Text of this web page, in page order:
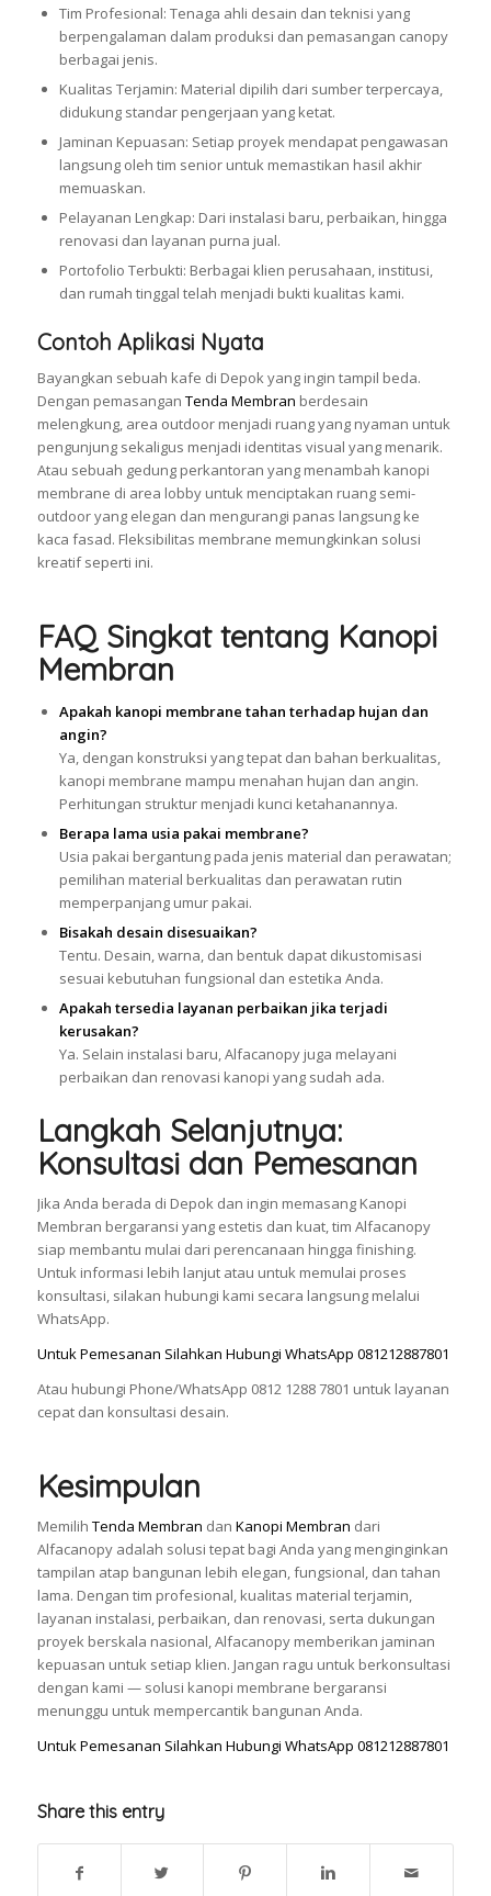
Tim Profesional: Tenaga ahli desain dan teknisi yang
berpengalaman dalam produksi dan pemasangan canopy
berbagai jenis.
Kualitas Terjamin: Material dipilih dari sumber terpercaya,
didukung standar pengerjaan yang ketat.
Jaminan Kepuasan: Setiap proyek mendapat pengawasan
langsung oleh tim senior untuk memastikan hasil akhir
memuaskan.
Pelayanan Lengkap: Dari instalasi baru, perbaikan, hingga
renovasi dan layanan purna jual.
Portofolio Terbukti: Berbagai klien perusahaan, institusi,
dan rumah tinggal telah menjadi bukti kualitas kami.
Contoh Aplikasi Nyata
Bayangkan sebuah kafe di Depok yang ingin tampil beda.
Dengan pemasangan Tenda Membran berdesain
melengkung, area outdoor menjadi ruang yang nyaman untuk
pengunjung sekaligus menjadi identitas visual yang menarik.
Atau sebuah gedung perkantoran yang menambah kanopi
membrane di area lobby untuk menciptakan ruang semi-
outdoor yang elegan dan mengurangi panas langsung ke
kaca fasad. Fleksibilitas membrane memungkinkan solusi
kreatif seperti ini.
FAQ Singkat tentang Kanopi
Membran
Apakah kanopi membrane tahan terhadap hujan dan
angin?
Ya, dengan konstruksi yang tepat dan bahan berkualitas,
kanopi membrane mampu menahan hujan dan angin.
Perhitungan struktur menjadi kunci ketahanannya.
Berapa lama usia pakai membrane?
Usia pakai bergantung pada jenis material dan perawatan;
pemilihan material berkualitas dan perawatan rutin
memperpanjang umur pakai.
Bisakah desain disesuaikan?
Tentu. Desain, warna, dan bentuk dapat dikustomisasi
sesuai kebutuhan fungsional dan estetika Anda.
Apakah tersedia layanan perbaikan jika terjadi
kerusakan?
Ya. Selain instalasi baru, Alfacanopy juga melayani
perbaikan dan renovasi kanopi yang sudah ada.
Langkah Selanjutnya:
Konsultasi dan Pemesanan
Jika Anda berada di Depok dan ingin memasang Kanopi
Membran bergaransi yang estetis dan kuat, tim Alfacanopy
siap membantu mulai dari perencanaan hingga finishing.
Untuk informasi lebih lanjut atau untuk memulai proses
konsultasi, silakan hubungi kami secara langsung melalui
WhatsApp.
Untuk Pemesanan Silahkan Hubungi WhatsApp 081212887801
Atau hubungi Phone/WhatsApp 0812 1288 7801 untuk layanan
cepat dan konsultasi desain.
Kesimpulan
Memilih Tenda Membran dan Kanopi Membran dari
Alfacanopy adalah solusi tepat bagi Anda yang menginginkan
tampilan atap bangunan lebih elegan, fungsional, dan tahan
lama. Dengan tim profesional, kualitas material terjamin,
layanan instalasi, perbaikan, dan renovasi, serta dukungan
proyek berskala nasional, Alfacanopy memberikan jaminan
kepuasan untuk setiap klien. Jangan ragu untuk berkonsultasi
dengan kami — solusi kanopi membrane bergaransi
menunggu untuk mempercantik bangunan Anda.
Untuk Pemesanan Silahkan Hubungi WhatsApp 081212887801
Share this entry